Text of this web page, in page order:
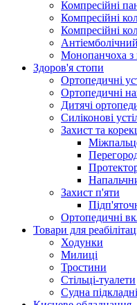
Компресійні
Компресійні
Компресійні
Монопанчоха з
Здоров'я стопи
Ортопедичні
Ортопедичні
Дитячі
Силіконові
Захист та
Захист п'яти
Ортопедичні
Товари для
Ходунки
Милиці
Тростини
Стільці-туалети
Судна